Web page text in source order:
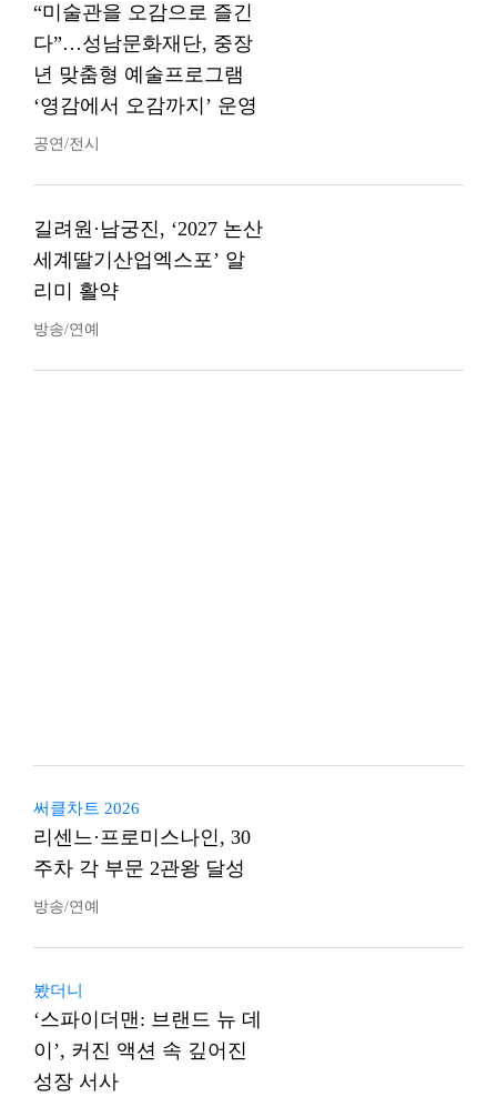
“미술관을 오감으로 즐긴
다”…성남문화재단, 중장
년 맞춤형 예술프로그램
‘영감에서 오감까지’ 운영
공연/전시
길려원·남궁진, ‘2027 논산
세계딸기산업엑스포’ 알
리미 활약
방송/연예
써클차트 2026
리센느·프로미스나인, 30
주차 각 부문 2관왕 달성
방송/연예
봤더니
‘스파이더맨: 브랜드 뉴 데
이’, 커진 액션 속 깊어진
성장 서사